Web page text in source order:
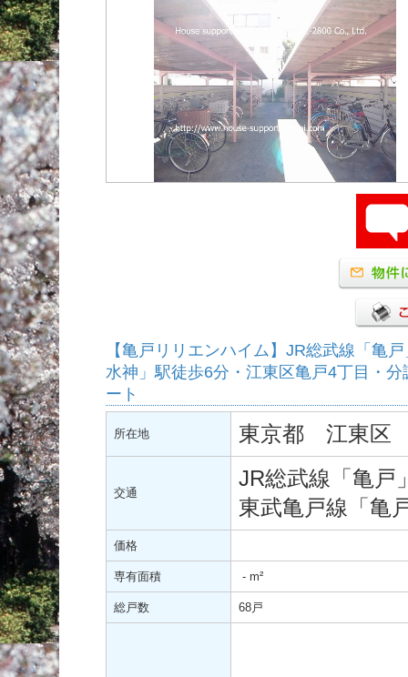
【亀戸リリエンハイム】JR総武線「亀
水神」駅徒歩6分・江東区亀戸4丁目・
ート
所在地 東京都 江東区
交通
JR総武線「亀戸
東武亀戸線「
価格
専有面積 - m²
総戸数 68戸